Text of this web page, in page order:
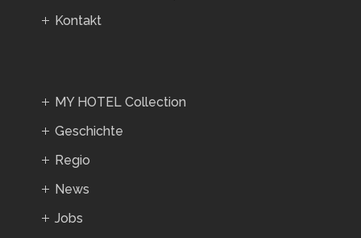
Kontakt
MY HOTEL Collection
Geschichte
Regio
News
Jobs